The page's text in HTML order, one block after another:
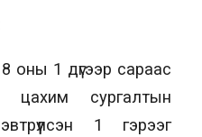
оны 1 дүгээр сараас
цахим сургалтын
1 гэрээг